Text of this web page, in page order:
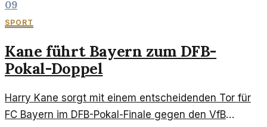
09
SPORT
Kane führt Bayern zum DFB-
Pokal-Doppel
Harry Kane sorgt mit einem entscheidenden Tor für
FC Bayern im DFB-Pokal-Finale gegen den VfB